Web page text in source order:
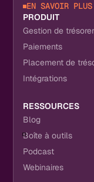
EN SAVOIR PLUS
PRODUIT
Gestion de
Paiements
Placement de
Intégrations
RESSOURCES
Blog
Boîte à outils
Podcast
Webinaires